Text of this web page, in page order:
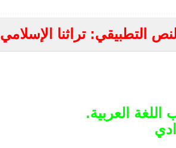
التطبيقي: تراثنا الإسلامي
العربية.